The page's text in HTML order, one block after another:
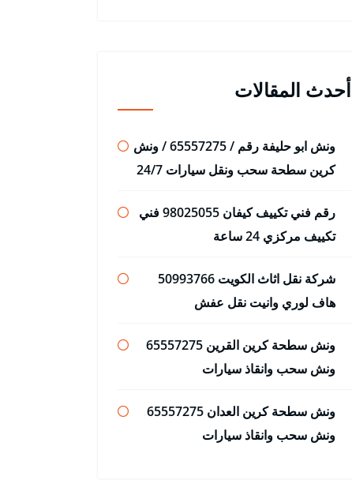
أحدث المقالات
ونش ابو حليفة رقم / 65557275 / ونش
كرين سطحة سحب ونقل سيارات 24/7
رقم فني تكييف كيفان 98025055 فني
تكييف مركزي 24 ساعة
شركة نقل اثاث الكويت 50993766
هاف لوري وانيت نقل عفش
ونش سطحة كرين القرين 65557275
ونش سحب وانقاذ سيارات
ونش سطحة كرين العدان 65557275
ونش سحب وانقاذ سيارات